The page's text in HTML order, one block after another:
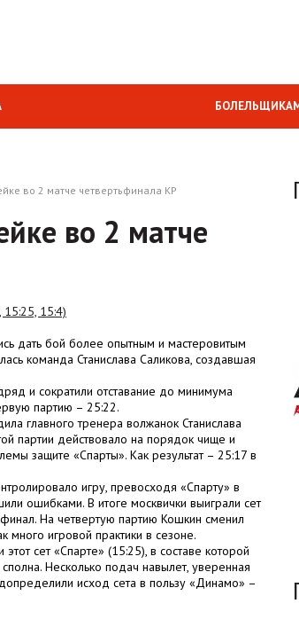
во 2 матче четвертьфинала КР
во 2 матче
15:4)
дать бой более опытным и мастеровитым
команда Станислава Саликова, создавшая
и сократили отставание до минимума
партию – 25:22.
главного тренера волжанок Станислава
партии действовало на порядок чище и
защите «Спарты». Как результат – 25:17 в
игру, превосходя «Спарту» в
ошибками. В итоге москвички выиграли сет
На четвертую партию Кошкин сменил
много игровой практики в сезоне.
сет «Спарте» (15:25), в составе которой
Несколько подач навылет, уверенная
исход сета в пользу «Динамо» –